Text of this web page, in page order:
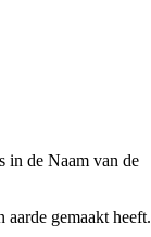
in de Naam van de
aarde gemaakt heeft.